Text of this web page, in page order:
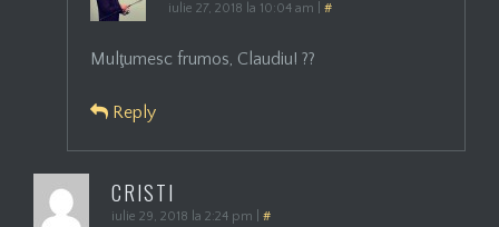
iulie 27, 2018 la 10:04 am #
Mulţumesc frumos, Claudiu! ??
Reply
CRISTI
iulie 29, 2018 la 2:24 pm #